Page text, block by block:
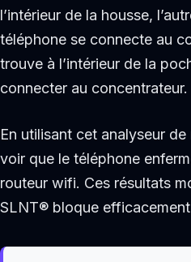
l’intérieur de la housse,
téléphone se connecte au
trouve à l’intérieur de la
connecter au concentrateur.
En utilisant cet analyseur
voir que le téléphone
routeur wifi. Ces résultats
SLNT® bloque